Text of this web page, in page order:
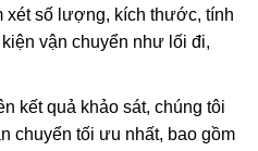
xét số lượng, kích thước, tính
vận chuyển như lối đi,
kết quả khảo sát, chúng tôi
chuyển tối ưu nhất, bao gồm